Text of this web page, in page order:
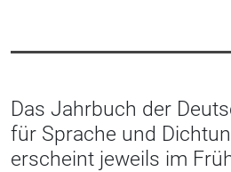
Das Jahrbuch der
für Sprache und
erscheint jeweils im